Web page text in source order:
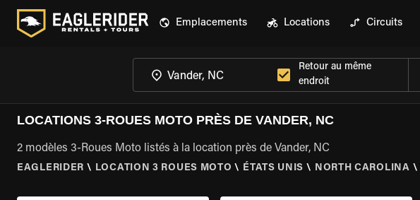
Emplacements Locations Circuits
Retour au même
endroit
LOCATIONS 3-ROUES MOTO PRÈS DE VANDER, NC
2 modèles 3-Roues Moto listés à la location près de Vander, NC
EAGLERIDER \ LOCATION 3 ROUES MOTO \ ÉTATS UNIS \ NORTH CAROLINA \